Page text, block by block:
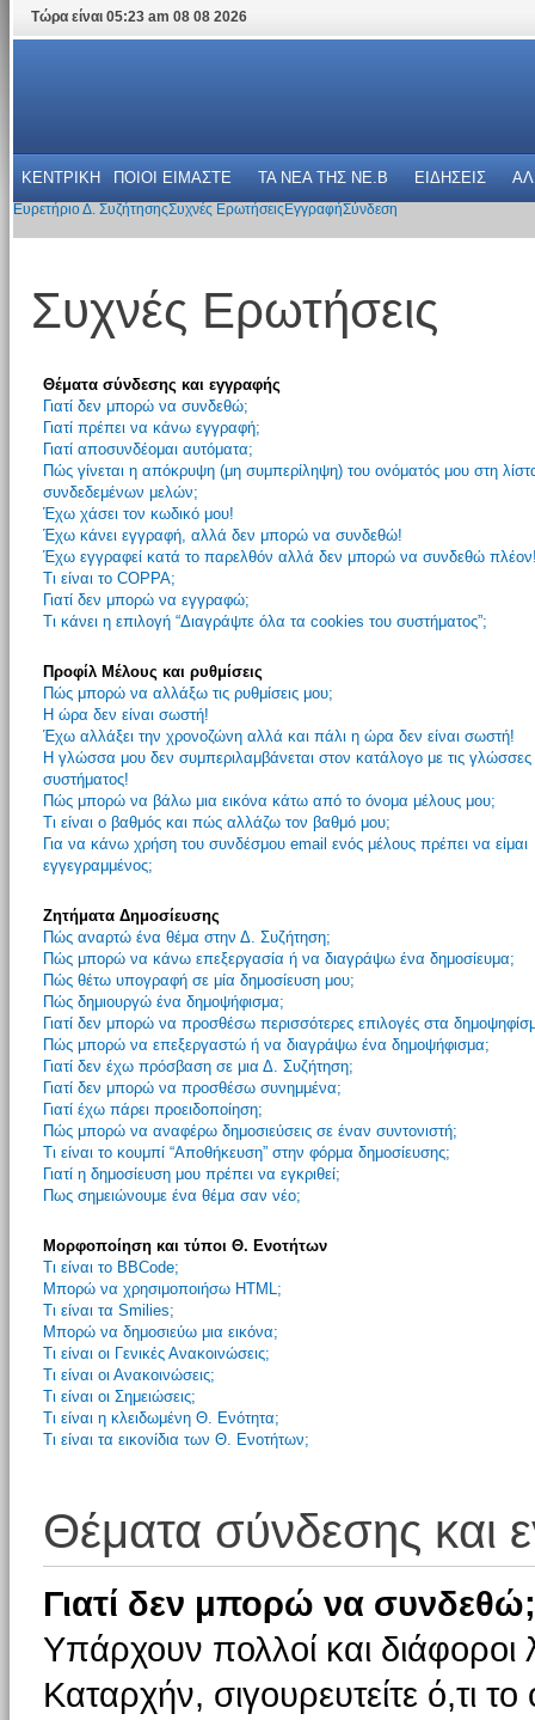
Τώρα είναι 05:23 am 08 08 2026
ΚΕΝΤΡΙΚΗ ΠΟΙΟΙ ΕΙΜΑΣΤΕ ΤΑ ΝΕΑ THΣ NE.B ΕΙΔΗΣΕΙΣ
Ευρετήριο Δ. ΣυζήτησηςΣυχνές Ερωτήσεις ΕγγραφήΣύνδεση
Συχνές Ερωτήσεις
Θέματα σύνδεσης και εγγραφής
Γιατί δεν μπορώ να συνδεθώ;
Γιατί πρέπει να κάνω εγγραφή;
Γιατί αποσυνδέομαι αυτόματα;
Πώς γίνεται η απόκρυψη (μη συμπερίληψη) του ονόματός μου στη
συνδεδεμένων μελών;
Έχω χάσει τον κωδικό μου!
Έχω κάνει εγγραφή, αλλά δεν μπορώ να συνδεθώ!
Έχω εγγραφεί κατά το παρελθόν αλλά δεν μπορώ να συνδεθώ
Τι είναι το COPPA;
Γιατί δεν μπορώ να εγγραφώ;
Τι κάνει η επιλογή “Διαγράψτε όλα τα cookies του συστήματος”;
Προφίλ Μέλους και ρυθμίσεις
Πώς μπορώ να αλλάξω τις ρυθμίσεις μου;
Η ώρα δεν είναι σωστή!
Έχω αλλάξει την χρονοζώνη αλλά και πάλι η ώρα δεν είναι σωστή!
Η γλώσσα μου δεν συμπεριλαμβάνεται στον κατάλογο με τις γλώσσες
συστήματος!
Πώς μπορώ να βάλω μια εικόνα κάτω από το όνομα μέλους μου;
Τι είναι ο βαθμός και πώς αλλάζω τον βαθμό μου;
Για να κάνω χρήση του συνδέσμου email ενός μέλους πρέπει να είμαι
εγγεγραμμένος;
Ζητήματα Δημοσίευσης
Πώς αναρτώ ένα θέμα στην Δ. Συζήτηση;
Πώς μπορώ να κάνω επεξεργασία ή να διαγράψω ένα δημοσίευμα;
Πώς θέτω υπογραφή σε μία δημοσίευση μου;
Πώς δημιουργώ ένα δημοψήφισμα;
Γιατί δεν μπορώ να προσθέσω περισσότερες επιλογές στα
Πώς μπορώ να επεξεργαστώ ή να διαγράψω ένα δημοψήφισμα;
Γιατί δεν έχω πρόσβαση σε μια Δ. Συζήτηση;
Γιατί δεν μπορώ να προσθέσω συνημμένα;
Γιατί έχω πάρει προειδοποίηση;
Πώς μπορώ να αναφέρω δημοσιεύσεις σε έναν συντονιστή;
Τι είναι το κουμπί “Αποθήκευση” στην φόρμα δημοσίευσης;
Γιατί η δημοσίευση μου πρέπει να εγκριθεί;
Πως σημειώνουμε ένα θέμα σαν νέο;
Μορφοποίηση και τύποι Θ. Ενοτήτων
Τι είναι το BBCode;
Μπορώ να χρησιμοποιήσω HTML;
Τι είναι τα Smilies;
Μπορώ να δημοσιεύω μια εικόνα;
Τι είναι οι Γενικές Ανακοινώσεις;
Τι είναι οι Ανακοινώσεις;
Τι είναι οι Σημειώσεις;
Τι είναι η κλειδωμένη Θ. Ενότητα;
Τι είναι τα εικονίδια των Θ. Ενοτήτων;
Θέματα σύνδεσης και
Γιατί δεν μπορώ να συνδεθώ;
Υπάρχουν πολλοί και
Καταρχήν, σιγουρευτείτε ό,τι